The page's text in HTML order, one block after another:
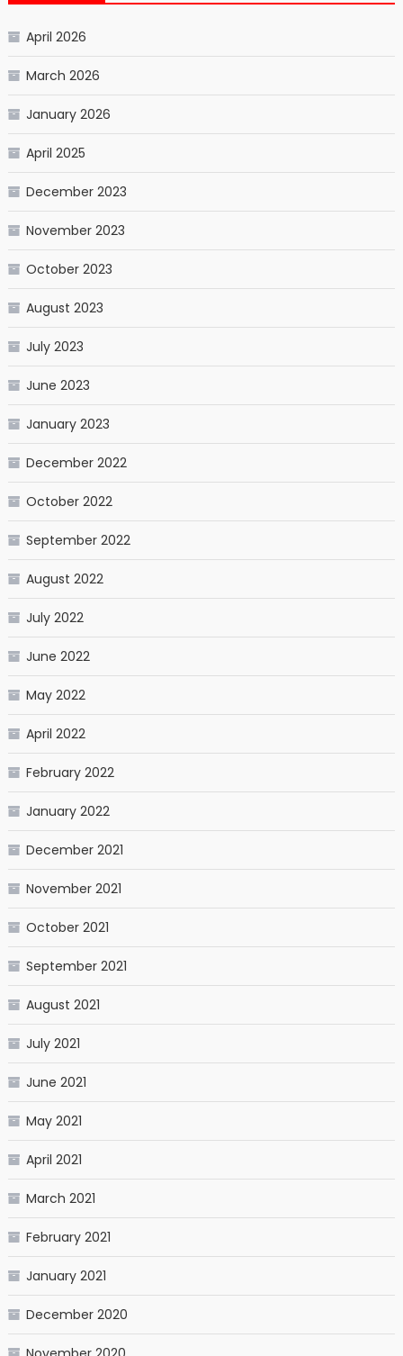
April 2026
March 2026
January 2026
April 2025
December 2023
November 2023
October 2023
August 2023
July 2023
June 2023
January 2023
December 2022
October 2022
September 2022
August 2022
July 2022
June 2022
May 2022
April 2022
February 2022
January 2022
December 2021
November 2021
October 2021
September 2021
August 2021
July 2021
June 2021
May 2021
April 2021
March 2021
February 2021
January 2021
December 2020